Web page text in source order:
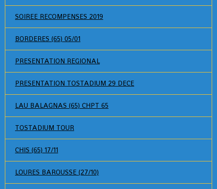
SOIREE RECOMPENSES 2019
BORDERES (65) 05/01
PRESENTATION REGIONAL
PRESENTATION TOSTADIUM 29 DECE
LAU BALAGNAS (65) CHPT 65
TOSTADIUM TOUR
CHIS (65) 17/11
LOURES BAROUSSE (27/10)